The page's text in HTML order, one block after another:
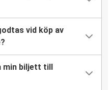
vid köp av
min biljett till